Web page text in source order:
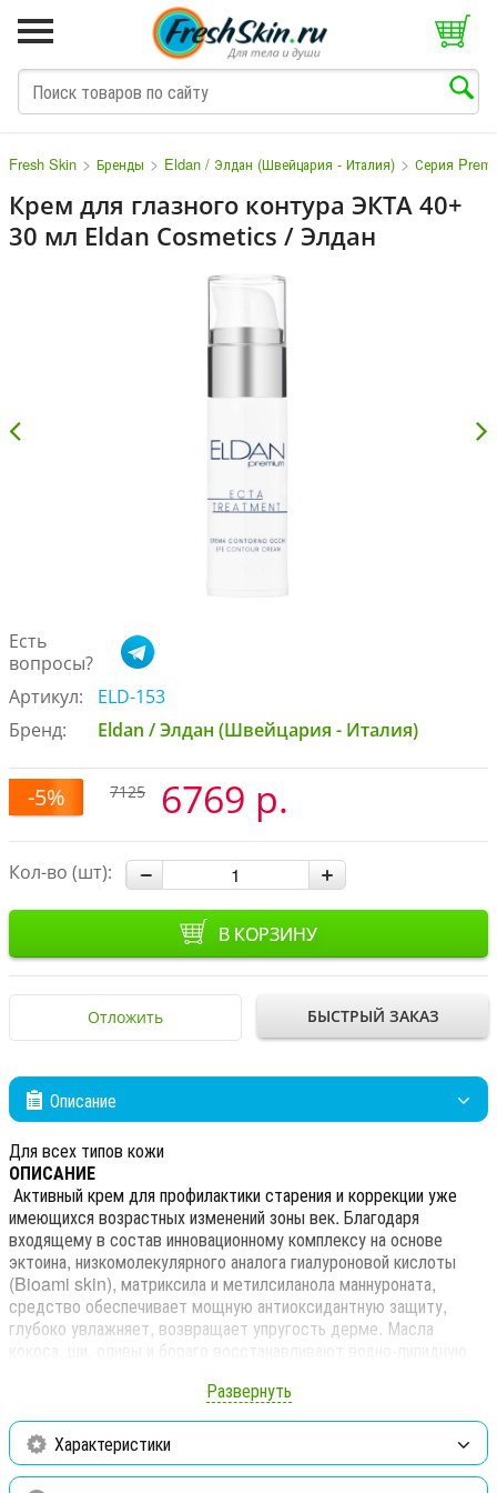
Fresh Skin > Бренды > Eldan / Элдан (Швейцария - Италия) > Серия
Крем для глазного контура ЭКТА 40+
30 мл Eldan Cosmetics / Элдан
Есть
вопросы?
Артикул:
ELD-153
Бренд:
Eldan / Элдан (Швейцария - Италия)
-5% 7125 6769 р.
Кол-во (шт):
В КОРЗИНУ
Отложить БЫСТРЫЙ ЗАКАЗ
Описание
Для всех типов кожи
ОПИСАНИЕ
Активный крем для профилактики старения и коррекции уже
имеющихся возрастных изменений зоны век. Благодаря
входящему в состав инновационному комплексу на основе
эктоина, низкомолекулярного аналога гиалуроновой кислоты
(Bioami skin), матриксила и метилсиланола маннуроната,
средство обеспечивает мощную антиоксидантную защиту,
глубоко увлажняет, возвращает упругость дерме. Масла
кокоса, ши, оливы и бораго восстанавливают водно-липидную
способствуют разглаживанию морщин. В результате
регулярного применения кожа век уплотняется, темные круги и
отеки под глазами становятся менее заметными.
ПРИМЕНЕНИЕ
Нанести средство на кожу глазного контура после демакияжа.
Развернуть
Характеристики